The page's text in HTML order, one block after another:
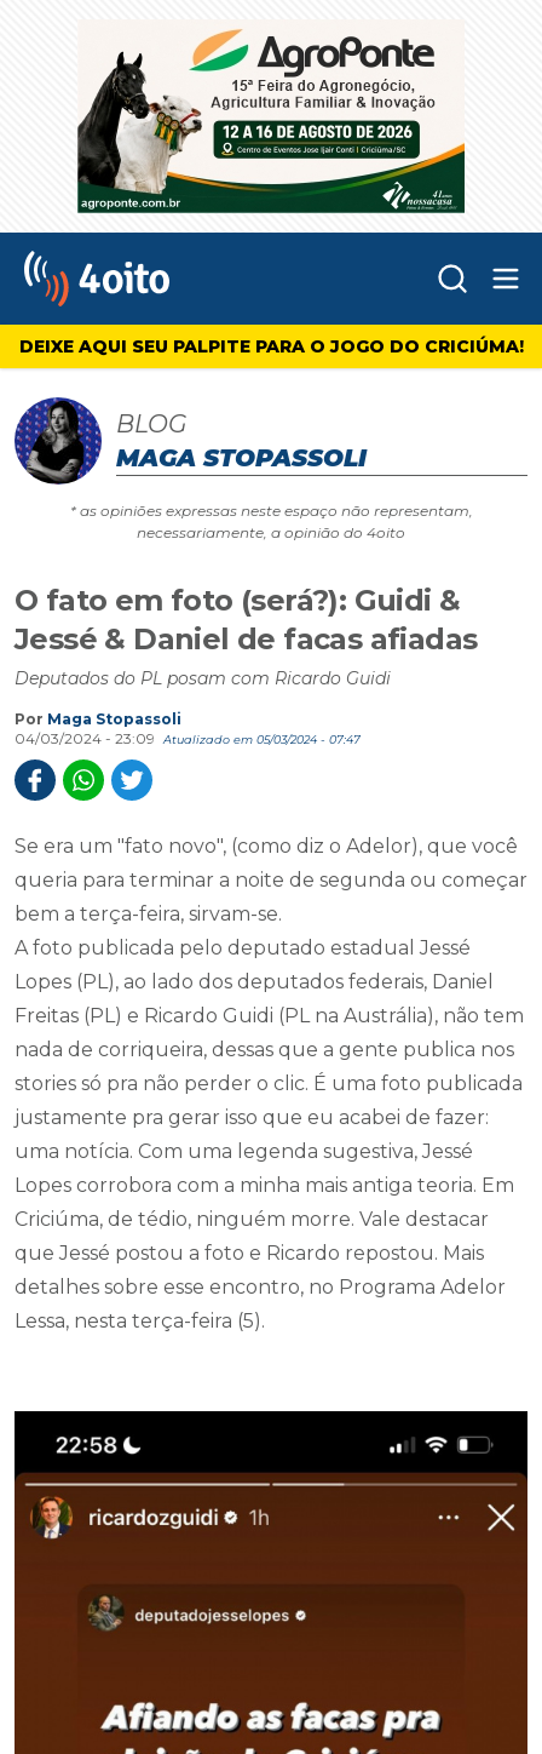
4oito
DEIXE AQUI SEU PALPITE PARA O JOGO DO CRICIÚMA!
BLOG
MAGA STOPASSOLI
* as opiniões expressas neste espaço não representam,
necessariamente, a opinião do 4oito
O fato em foto (será?): Guidi &
Jessé & Daniel de facas afiadas
Deputados do PL posam com Ricardo Guidi
Por Maga Stopassoli
04/03/2024 - 23:09
Atualizado em 05/03/2024 - 07:47
Se era um "fato novo", (como diz o Adelor), que você
queria para terminar a noite de segunda ou começar
bem a terça-feira, sirvam-se.
A foto publicada pelo deputado estadual Jessé
Lopes (PL), ao lado dos deputados federais, Daniel
Freitas (PL) e Ricardo Guidi (PL na Austrália), não tem
nada de corriqueira, dessas que a gente publica nos
stories só pra não perder o clic. É uma foto publicada
justamente pra gerar isso que eu acabei de fazer:
uma notícia. Com uma legenda sugestiva, Jessé
Lopes corrobora com a minha mais antiga teoria. Em
Criciúma, de tédio, ninguém morre. Vale destacar
que Jessé postou a foto e Ricardo repostou. Mais
detalhes sobre esse encontro, no Programa Adelor
Lessa, nesta terça-feira (5).